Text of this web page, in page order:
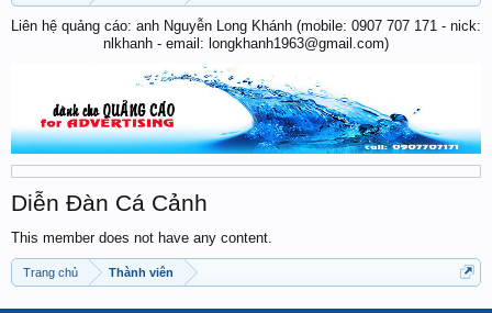
Liên hệ quảng cáo: anh Nguyễn Long Khánh (mobile: 0907 707 171 - nick:
nlkhanh - email: longkhanh1963@gmail.com)
Diễn Đàn Cá Cảnh
This member does not have any content.
Trang chủ Thành viên